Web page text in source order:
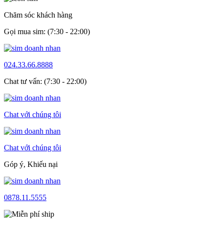
Chăm sóc khách hàng
Gọi mua sim: (7:30 - 22:00)
024.33.66.8888
Chat tư vấn: (7:30 - 22:00)
Chat với chúng tôi
Chat với chúng tôi
Góp ý, Khiếu nại
0878.11.5555